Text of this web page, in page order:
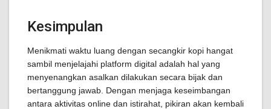
Kesimpulan
Menikmati waktu luang dengan secangkir kopi hangat
sambil menjelajahi platform digital adalah hal yang
menyenangkan asalkan dilakukan secara bijak dan
bertanggung jawab. Dengan menjaga keseimbangan
antara aktivitas online dan istirahat, pikiran akan kembali